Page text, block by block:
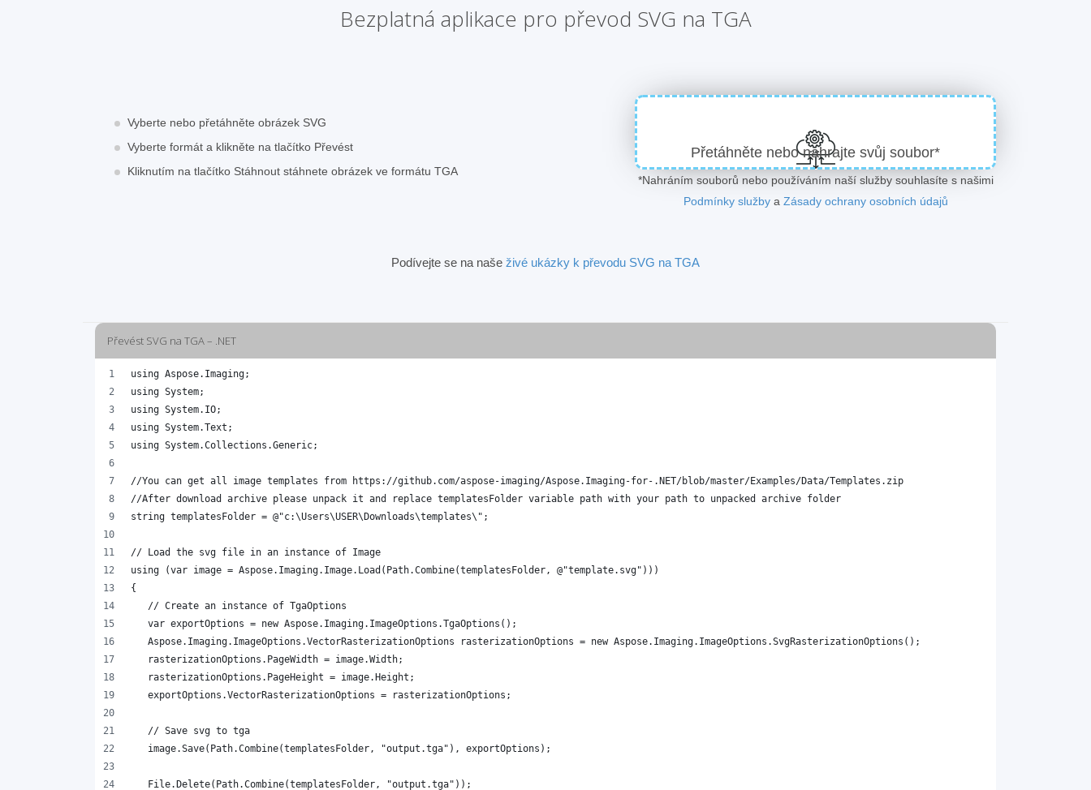
Bezplatná aplikace pro převod SVG na TGA
Vyberte nebo přetáhněte obrázek SVG
Vyberte formát a klikněte na tlačítko Převést
Kliknutím na tlačítko Stáhnout stáhnete obrázek ve formátu TGA
Přetáhněte nebo nahrajte svůj soubor*
*Nahráním souborů nebo používáním naší služby souhlasíte s našimi
Podmínky službya Zásady ochrany osobních údajů
Podívejte se na naše živé ukázky k převodu SVG na TGA
Převést SVG na TGA – .NET